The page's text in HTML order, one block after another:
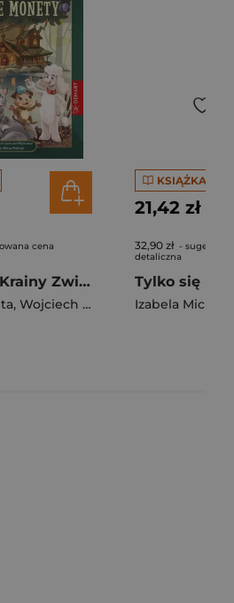
cena
Zagadki z Krainy Zwierzaków. Sprawa kiełbasek i złote monety
, Wojciech Michta Krzysztof
KSIĄŻKA
21,42 zł
32,90 zł -
detaliczna
Tylko się nie
Izabela Michta